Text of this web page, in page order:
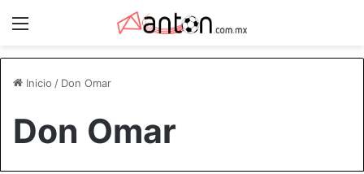
Inicio / Don Omar
Don Omar